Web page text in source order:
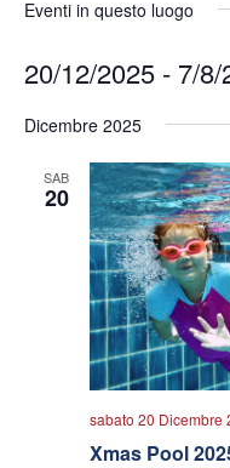
Eventi in questo luogo
20/12/2025 - 7/8/
data.
Dicembre 2025
SAB
20
sabato 20 Dicembre
Xmas Pool